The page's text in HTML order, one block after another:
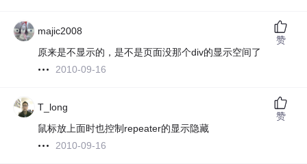
majic2008
原来是不显示的，是不是页面没那个div的显示空间了
2010-09-16
赞
T_long
鼠标放上面时也控制repeater的显示隐藏
2010-09-16
赞